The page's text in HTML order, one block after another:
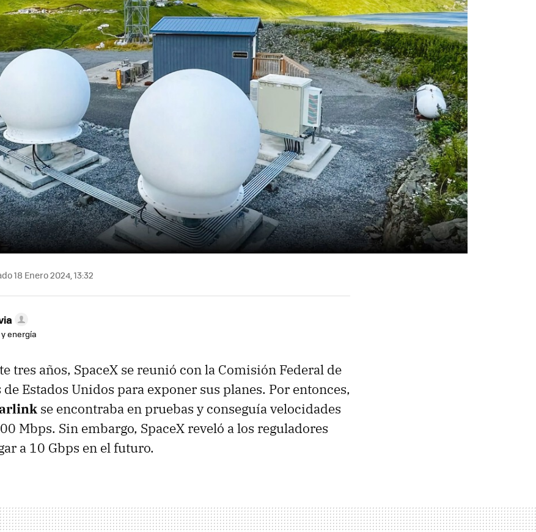
18 Enero 2024, 13:32
energía
tres años, SpaceX se reunió con la Comisión Federal de
Estados Unidos para exponer sus planes. Por entonces,
se encontraba en pruebas y conseguía velocidades
Mbps. Sin embargo, SpaceX reveló a los reguladores
a 10 Gbps en el futuro.